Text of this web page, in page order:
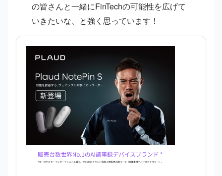
の皆さんと一緒にFinTechの可能性を広げて
いきたいな、と強く思っています！